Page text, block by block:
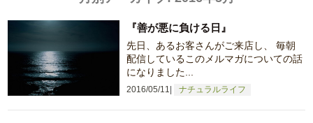
2016/05/11 ナチュラルライフ
『善が悪に負ける日』
先日、あるお客さんがご来店し、 毎朝
配信しているこのメルマガについての話
になりました...